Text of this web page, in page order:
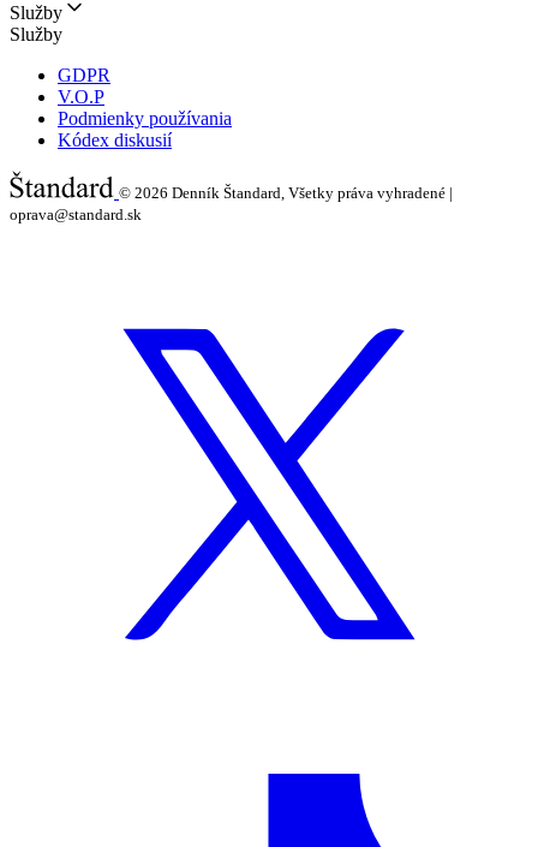
Služby
Služby
GDPR
V.O.P
Podmienky používania
Kódex diskusií
© 2026 Denník Štandard, Všetky práva vyhradené |
oprava@standard.sk